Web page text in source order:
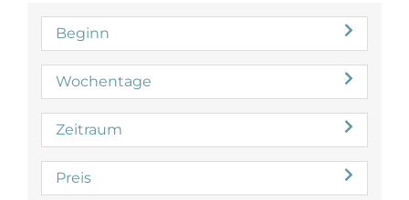
Beginn
Wochentage
Zeitraum
Preis